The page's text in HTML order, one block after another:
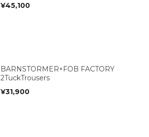
¥45,100
BARNSTORMER×FOB FACTORY
2TuckTrousers
¥31,900